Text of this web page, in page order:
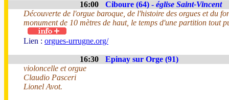
16:00 Ciboure (64) - église Saint-Vincent
Découverte de l'orgue baroque, de l'histoire des orgues et du
monument de 10 mètres de haut, le temps d'une partition tout
Lien : orgues-urrugne.org/
16:30
Epinay sur Orge (91)
violoncelle et orgue
Claudio Pasceri
Lionel Avot.